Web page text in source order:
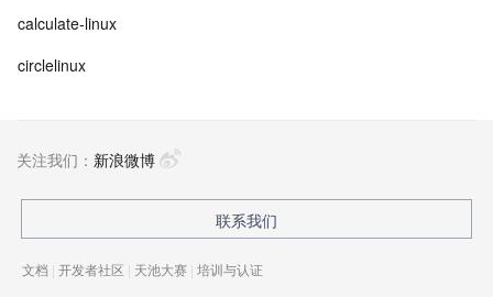
calculate-linux
circlelinux
关注我们： 新浪微博
联系我们
文档 | 开发者社区 | 天池大赛 | 培训与认证